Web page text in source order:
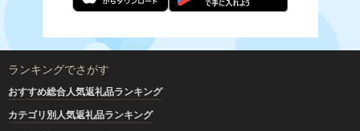
ランキングでさがす
おすすめ総合人気返礼品ランキング
カテゴリ別人気返礼品ランキング